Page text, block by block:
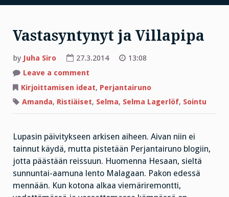
Vastasyntynyt ja Villapipa
by Juha Siro 27.3.2014
13:08
Leave a comment
ja
Villapipa
Kirjoittamisen ideat, Perjantairuno
Amanda, Ristiäiset, Selma, Selma Lagerlöf, Sointu
Lupasin päivitykseen arkisen aiheen. Aivan niin ei
tainnut käydä, mutta pistetään Perjantairuno blogiin,
jotta päästään reissuun. Huomenna Hesaan, sieltä
sunnuntai-aamuna lento Malagaan. Pakon edessä
mennään. Kun kotona alkaa viemäriremontti,